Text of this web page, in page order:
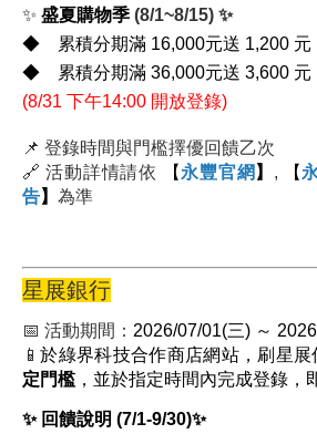
✨ 盛夏購物季 (8/1~8/15) ✨
◆ 累積分期滿 16,000元送 1,200
◆ 累積分期滿 36,000元送 3,600 元
(8/31 下午14:00 開放登錄)
📌 登錄時間與門檻擇優回饋乙次
🔗 活動詳情請依
【 永豐官網 】 , 【
告】 為準
星展銀行
📅 活動期間： 2026/07/01(三) ～
📱於綠界科技合作商店網站，刷星展
定門檻 ，並於指定時間內完成登錄，
✨ 回饋說明 (7/1-9/30)✨